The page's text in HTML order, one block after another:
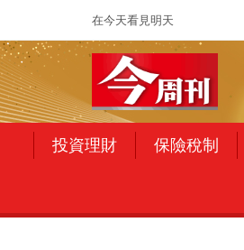
在今天看見明天
投資理財 保險稅制